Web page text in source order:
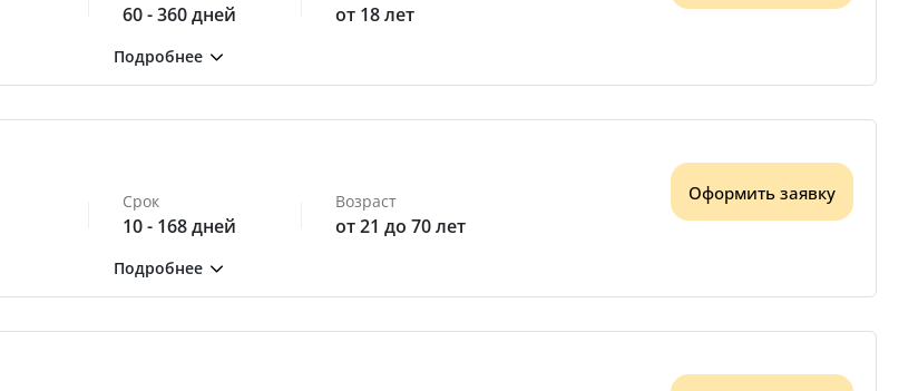
60 - 360 дней от 18 лет
Срок
10 - 168 дней
Возраст
от 21 до 70 лет
Оформить заявку